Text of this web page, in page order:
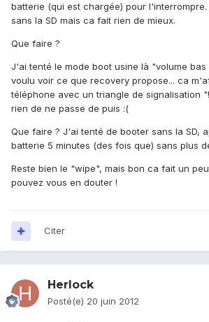
batterie (qui est chargée) pour
sans la SD mais ca fait rien de mieux.
Que faire ?
J'ai tenté le mode boot usine là "volume
voulu voir ce que recovery propose... ca
téléphone avec un triangle de signalisation
rien de ne passe de puis :(
Que faire ? J'ai tenté de booter sans la SD,
batterie 5 minutes (des fois que) sans plus
Reste bien le "wipe", mais bon ca fait un
pouvez vous en douter !
Citer
Herlock
Posté(e) 20 juin 2012